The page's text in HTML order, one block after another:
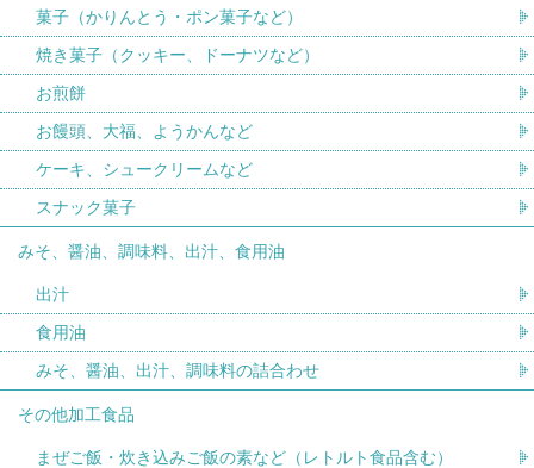
菓子（かりんとう・ポン菓子など）
焼き菓子（クッキー、ドーナツなど）
お煎餅
お饅頭、大福、ようかんなど
ケーキ、シュークリームなど
スナック菓子
みそ、醤油、調味料、出汁、食用油
出汁
食用油
みそ、醤油、出汁、調味料の詰合わせ
その他加工食品
まぜご飯・炊き込みご飯の素など（レトルト食品含む）